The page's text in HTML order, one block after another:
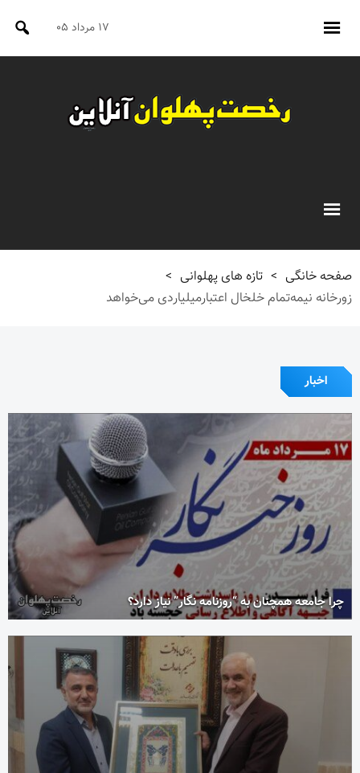
۱۷ مرداد ۰۵
صفحه خانگی > تازه های پهلوانی >
زورخانه نیمه‌تمام خلخال اعتبارمیلیاردی می‌خواهد
اخبار
چرا جامعه همچنان به “روزنامه نگار” نیاز دارد؟